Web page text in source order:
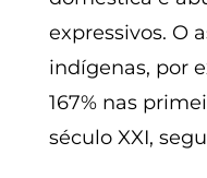
expressivos. O
indígenas, por
167% nas
século XXI,